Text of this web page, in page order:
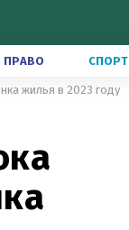
ПРАВО СПОРТ
жилья в 2023 году